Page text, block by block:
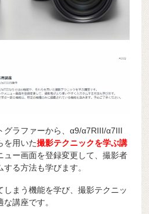
グラファーから、α9/α7RIII/α7III
を用いた撮影テクニックを学ぶ講
ュー画面を登録変更して、撮影者
る方法も学びます。
まう機能を学び、撮影テクニッ
講座です。